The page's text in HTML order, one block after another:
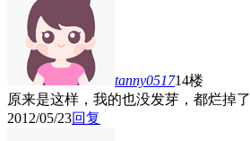
tanny051714楼
原来是这样，我的也没发芽，都烂掉了
2012/05/23回复